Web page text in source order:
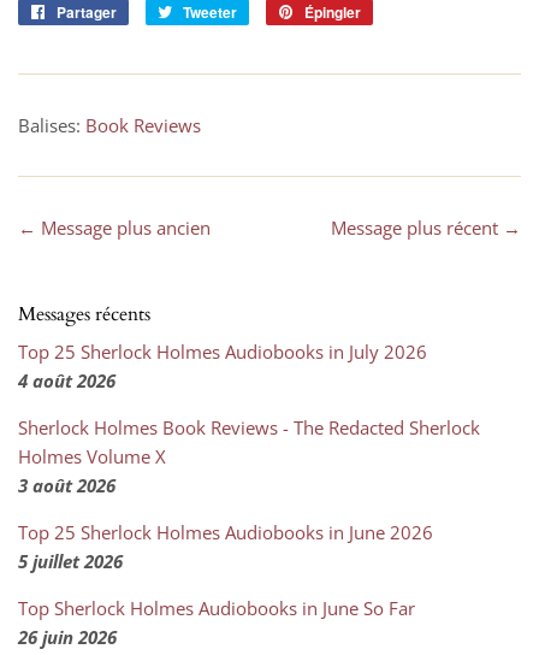
Partager
PartagerTweeter
Tweeter
Épingler
Balises: Book Reviews
← Message plus ancien Message plus récent →
Messages récents
Top 25 Sherlock Holmes Audiobooks in July 2026
4 août 2026
Sherlock Holmes Book Reviews - The Redacted Sherlock
Holmes Volume X
3 août 2026
Top 25 Sherlock Holmes Audiobooks in June 2026
5 juillet 2026
Top Sherlock Holmes Audiobooks in June So Far
26 juin 2026